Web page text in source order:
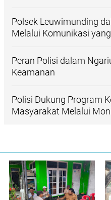
Polsek Leuwimunding
Melalui Komunikasi
Peran Polisi dalam
Keamanan
Polisi Dukung Program
Masyarakat Melalui